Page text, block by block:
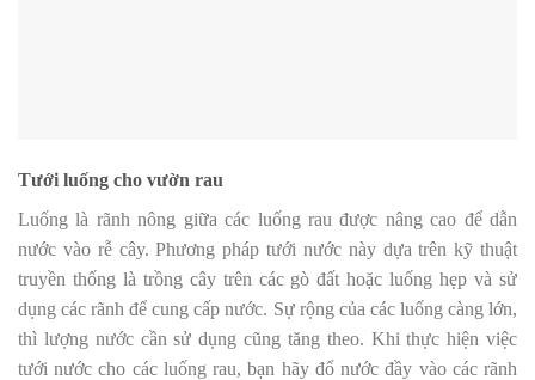
Tưới luống cho vườn rau
Luống là rãnh nông giữa các luống rau được nâng cao để dẫn
nước vào rễ cây. Phương pháp tưới nước này dựa trên kỹ thuật
truyền thống là trồng cây trên các gò đất hoặc luống hẹp và sử
dụng các rãnh để cung cấp nước. Sự rộng của các luống càng lớn,
thì lượng nước cần sử dụng cũng tăng theo. Khi thực hiện việc
tưới nước cho các luống rau, bạn hãy đổ nước đầy vào các rãnh